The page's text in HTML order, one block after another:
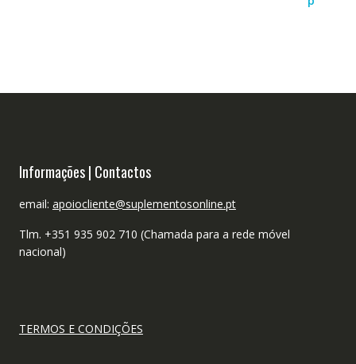
Informações | Contactos
email: apoiocliente@suplementosonline.pt
Tlm. +351 935 902 710 (Chamada para a rede móvel
nacional)
TERMOS E CONDIÇÕES